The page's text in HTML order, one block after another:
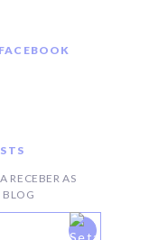
RECEBER AS
BLOG